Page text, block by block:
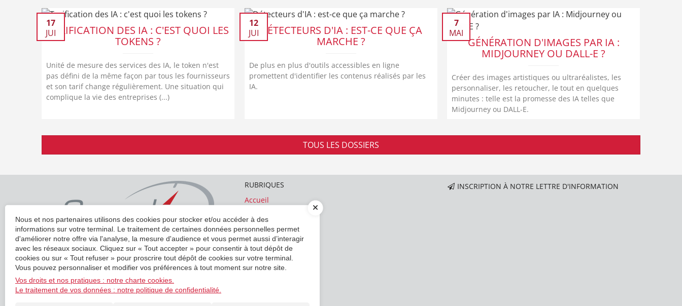
TARIFICATION DES IA : C'EST QUOI LES
TOKENS ?
17
JUI
Unité de mesure des services des IA, le token n'est
pas défini de la même façon par tous les fournisseurs
et son tarif change régulièrement. Une situation qui
complique la vie des entreprises (...)
DÉTECTEURS D'IA : EST-CE QUE ÇA
MARCHE ?
12
JUI
De plus en plus d'outils accessibles en ligne
promettent d'identifier les contenus réalisés par les
IA.
GÉNÉRATION D'IMAGES PAR IA :
MIDJOURNEY OU DALL-E ?
7
MAI
Créer des images artistiques ou ultraréalistes, les
personnaliser, les retoucher, le tout en quelques
minutes : telle est la promesse des IA telles que
Midjourney ou DALL-E.
TOUS LES DOSSIERS
SIÈGE SOCIAL
4 rue Alfred Kastler
14000 CAEN
caen@cogediac.com
RUBRIQUES
Accueil
Contact
INSCRIPTION À NOTRE LETTRE D'INFORMATION
Nous et nos partenaires utilisons des cookies pour stocker et/ou accéder à des
informations sur votre terminal. Le traitement de certaines données personnelles permet
d'améliorer notre offre via l'analyse, la mesure d'audience et vous permet aussi d’interagir
avec les réseaux sociaux. Cliquez sur « Tout accepter » pour consentir à tout dépôt de
cookies ou sur « Tout refuser » pour proscrire tout dépôt de cookies sur votre terminal.
Vous pouvez personnaliser et modifier vos préférences à tout moment sur notre site.
Vos droits et nos pratiques : notre charte cookies.
Le traitement de vos données : notre politique de confidentialité.